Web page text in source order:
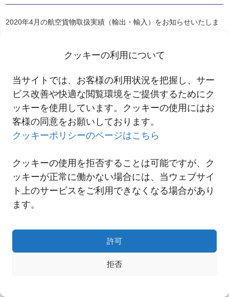
クッキーの利用について
当サイトでは、お客様の利用状況を把握し、サー
ビス改善や快適な閲覧環境をご提供するためにク
ッキーを使用しています。クッキーの使用にはお
客様の同意をお願いしております。
クッキーポリシーのページはこちら
クッキーの使用を拒否することは可能ですが、ク
ッキーが正常に働かない場合には、当ウェブサイ
ト上のサービスをご利用できなくなる場合があり
ます。
許可
拒否
2020年4月の航空貨物取扱実績（輸出・輸入）をお知らせいたしま
一覧へ
Copyright© NNR GLOBAL LOGISTICS A Div.of Nishi-Nippon Railroad Co.,Ltd.